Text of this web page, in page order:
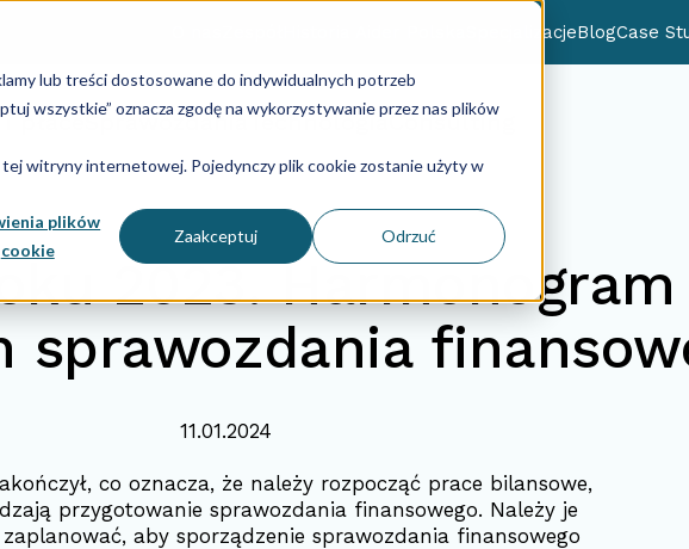
lub treści dostosowane do indywidualnych potrzeb
wszystkie” oznacza zgodę na wykorzystywanie przez nas plików
tej witryny internetowej. Pojedynczy plik cookie zostanie użyty w
plików
cookie
Zaakceptuj Odrzuć
SpecjalizacjeBlogCase
płaceSprawozdania TechnologiaConsulting
2023.
sprawozdania
11.01.2024
co oznacza, że należy rozpocząć prace bilansowe,
przygotowanie sprawozdania finansowego. Należy je
aby sporządzenie sprawozdania finansowego